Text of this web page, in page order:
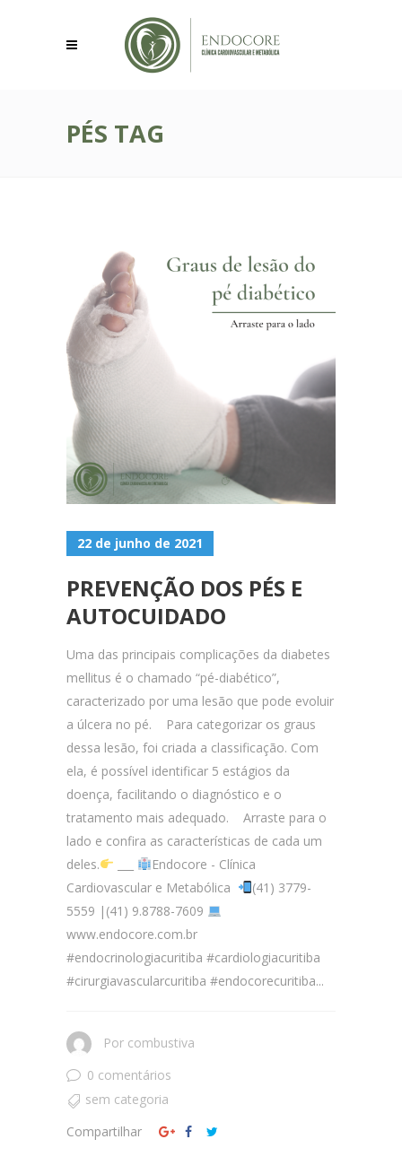
PÉS TAG
22 de junho de 2021
PREVENÇÃO DOS PÉS E
AUTOCUIDADO
Uma das principais complicações da diabetes
mellitus é o chamado “pé-diabético”,
caracterizado por uma lesão que pode evoluir
a úlcera no pé. Para categorizar os graus
dessa lesão, foi criada a classificação. Com
ela, é possível identificar 5 estágios da
doença, facilitando o diagnóstico e o
tratamento mais adequado. Arraste para o
lado e confira as características de cada um
deles.
Endocore - Clínica
Cardiovascular e Metabólica
(41) 3779-
5559 |(41) 9.8788-7609
www.endocore.com.br
#endocrinologiacuritiba #cardiologiacuritiba
#cirurgiavascularcuritiba #endocorecuritiba...
Por combustiva
0 comentários
sem categoria
Compartilhar